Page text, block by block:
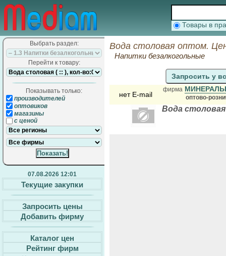
Товары в
Выбрать раздел:
Перейти к товару:
Показывать только:
производителей
оптовиков
магазины
с ценой
07.08.2026 12:01
Текущие закупки
Запросить цены
Добавить фирму
Каталог цен
Рейтинг фирм
Вода столовая оптом.
Напитки безалкогольные
Запросить у
нет E-mail
фирма
оптово-
Вода